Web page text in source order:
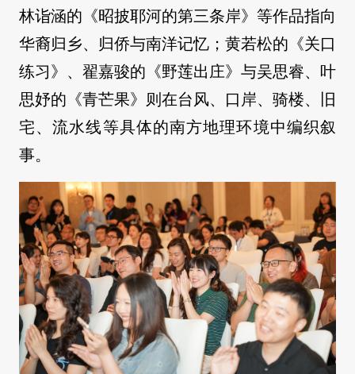
林诣涵的《昭披耶河的第三条岸》等作品指向
华裔归乡、归侨与南洋记忆；黄若松的《关口
练习》、翟嘉骏的《野莲出庄》与吴思睿、叶
思妤的《青芒果》则在台风、口岸、骑楼、旧
宅、流水线等具体的南方地理环境中编织叙
事。